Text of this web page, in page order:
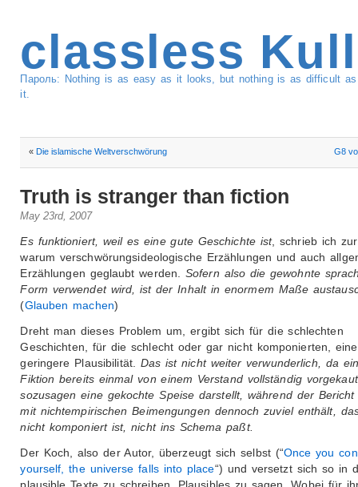
classless
Пароль: Nothing is as easy as it looks, but nothing is as difficult
it.
«Die islamische Weltverschwörung G8
Truth is stranger than fiction
May 23rd, 2007
Es funktioniert, weil es eine gute Geschichte ist, schrieb ich
warum verschwörungsideologische Erzählungen und auch
Erzählungen geglaubt werden. Sofern also die gewohnte
Form verwendet wird, ist der Inhalt in enormem Maße
(Glauben machen)
Dreht man dieses Problem um, ergibt sich für die schlechten
Geschichten, für die schlecht oder gar nicht komponierten,
geringere Plausibilität. Das ist nicht weiter verwunderlich, da
Fiktion bereits einmal von einem Verstand vollständig
sozusagen eine gekochte Speise darstellt, während der Bericht
mit nichtempirischen Beimengungen dennoch zuviel enthält,
nicht komponiert ist, nicht ins Schema paßt.
Der Koch, also der Autor, überzeugt sich selbst (“Once you
yourself, the universe falls into place“) und versetzt sich so in